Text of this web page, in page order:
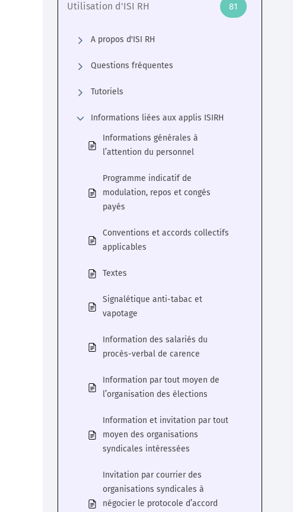
Utilisation d'ISI RH 81
A propos d'ISI RH
Questions fréquentes
Tutoriels
Informations liées aux applis ISIRH
Informations générales à
l’attention du personnel
Programme indicatif de
modulation, repos et congés
payés
Conventions et accords collectifs
applicables
Textes
Signalétique anti-tabac et
vapotage
Information des salariés du
procès-verbal de carence
Information par tout moyen de
l’organisation des élections
Information et invitation par tout
moyen des organisations
syndicales intéressées
Invitation par courrier des
organisations syndicales à
négocier le protocole d’accord